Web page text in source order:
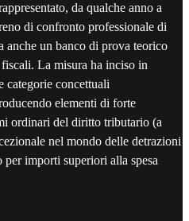
da qualche anno a
di confronto professionale di
anche un banco di prova teorico
La misura ha inciso in
categorie concettuali
elementi di forte
ordinari del diritto tributario (a
nel mondo delle detrazioni
importi superiori alla spesa